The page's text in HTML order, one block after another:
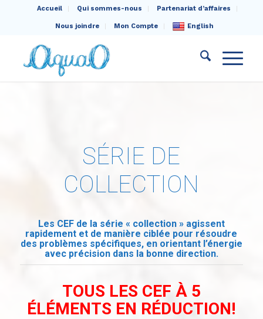
Accueil Qui sommes-nous Partenariat d’affaires
Nous joindre Mon Compte English
SÉRIE DE
COLLECTION
Les CEF de la série « collection » agissent
rapidement et de manière ciblée pour résoudre
des problèmes spécifiques, en orientant l’énergie
avec précision dans la bonne direction.
TOUS LES CEF À 5
ÉLÉMENTS EN RÉDUCTION!